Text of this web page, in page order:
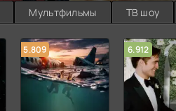
Мультфильмы ТВ шоу
5.809 6.912